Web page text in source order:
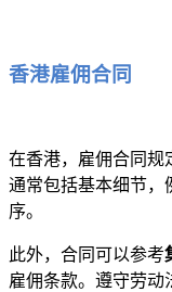
香港雇佣合同
在香港，雇佣合同规
通常包括基本细节，
序。
此外，合同可以参考
雇佣条款。遵守劳动